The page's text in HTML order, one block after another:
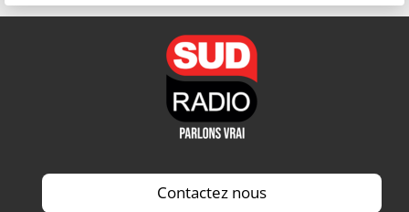
Contactez nous